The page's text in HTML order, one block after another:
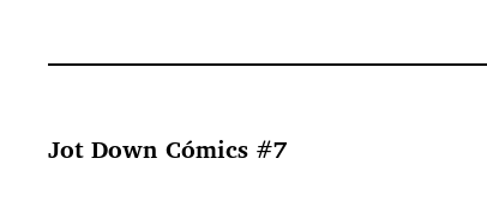
Jot Down Cómics #7